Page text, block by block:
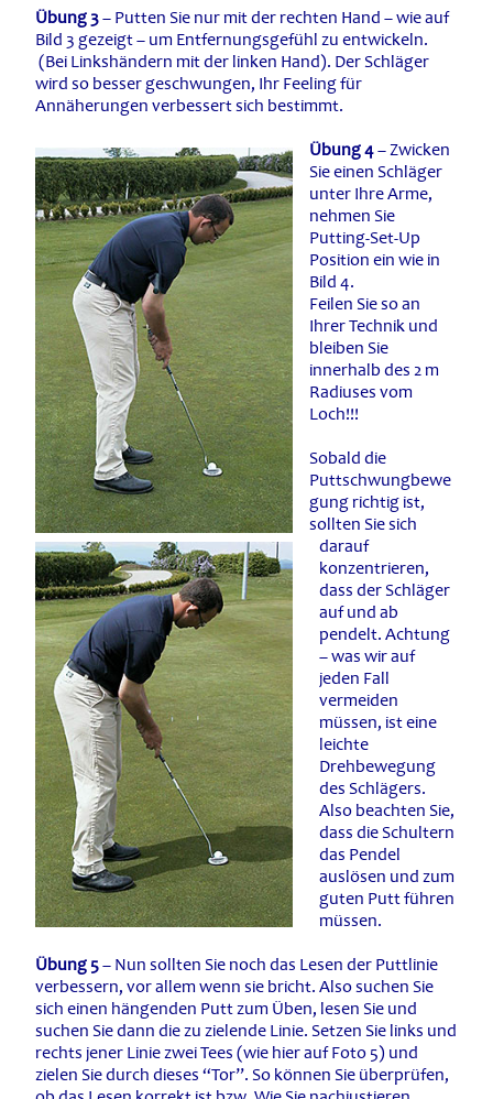
Übung 3– Putten Sie nur mit der rechten Hand – wie auf
Bild 3 gezeigt – um Entfernungsgefühl zu entwickeln.
(Bei Linkshändern mit der linken Hand). Der Schläger
wird so besser geschwungen, Ihr Feeling für
Annäherungen verbessert sich bestimmt.
Übung 4– Zwicken
Sie einen Schläger
unter Ihre Arme,
nehmen Sie
Putting-Set-Up
Position ein wie in
Bild 4.
Feilen Sie so an
Ihrer Technik und
bleiben Sie
innerhalb des 2 m
Radiuses vom
Loch!!!
Sobald die
Puttschwungbewe
gung richtig ist,
sollten Sie sich
darauf
konzentrieren,
dass der Schläger
auf und ab
pendelt. Achtung
– was wir auf
jeden Fall
vermeiden
müssen, ist eine
leichte
Drehbewegung
des Schlägers.
Also beachten Sie,
dass die Schultern
das Pendel
auslösen und zum
guten Putt führen
müssen.
Übung 5– Nun sollten Sie noch das Lesen der Puttlinie
verbessern, vor allem wenn sie bricht. Also suchen Sie
sich einen hängenden Putt zum Üben, lesen Sie und
suchen Sie dann die zu zielende Linie. Setzen Sie links und
rechts jener Linie zwei Tees (wie hier auf Foto 5) und
zielen Sie durch dieses “Tor”. So können Sie überprüfen,